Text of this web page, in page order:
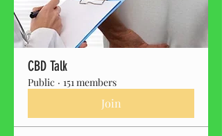
CBD Talk
Public · 151 members
Join